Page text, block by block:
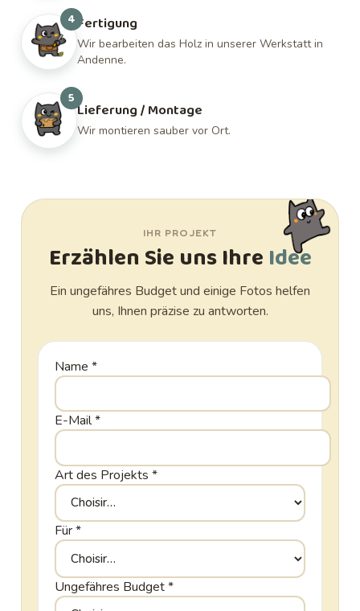
4Fertigung
Wir bearbeiten das Holz in unserer Werkstatt in
Andenne.
5
Lieferung / Montage
Wir montieren sauber vor Ort.
IHR PROJEKT
Erzählen Sie uns Ihre Idee
Ein ungefähres Budget und einige Fotos helfen
uns, Ihnen präzise zu antworten.
Name *
E-Mail*
Art des Projekts *
Für*
Ungefähres Budget*